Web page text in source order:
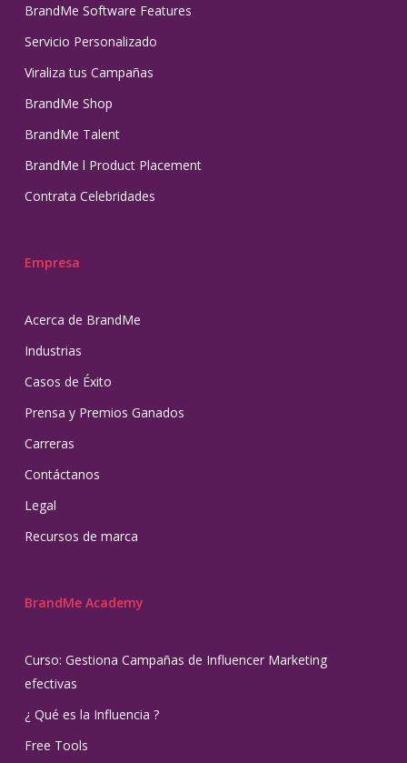
BrandMe Software Features
Servicio Personalizado
Viraliza tus Campañas
BrandMe Shop
BrandMe Talent
BrandMe l Product Placement
Contrata Celebridades
Empresa
Acerca de BrandMe
Industrias
Casos de Éxito
Prensa y Premios Ganados
Carreras
Contáctanos
Legal
Recursos de marca
BrandMe Academy
Curso: Gestiona Campañas de Influencer Marketing
efectivas
¿ Qué es la Influencia ?
Free Tools